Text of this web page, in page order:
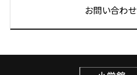
お問い合わせ